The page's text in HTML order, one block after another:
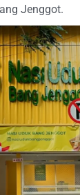
Jenggot.